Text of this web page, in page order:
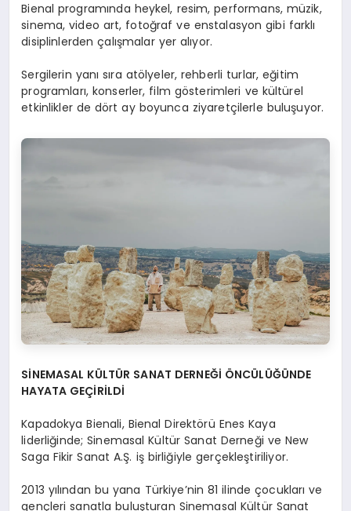
Bienal programında heykel, resim, performans, müzik,
sinema, video art, fotoğraf ve enstalasyon gibi farklı
disiplinlerden çalışmalar yer alıyor.
Sergilerin yanı sıra atölyeler, rehberli turlar, eğitim
programları, konserler, film gösterimleri ve kültürel
etkinlikler de dört ay boyunca ziyaretçilerle buluşuyor.
SİNEMASAL KÜLTÜR SANAT DERNEĞİ ÖNCÜLÜĞÜNDE
HAYATA GEÇİRİLDİ
Kapadokya Bienali, Bienal Direktörü Enes Kaya
liderliğinde; Sinemasal Kültür Sanat Derneği ve New
Saga Fikir Sanat A.Ş. iş birliğiyle gerçekleştiriliyor.
2013 yılından bu yana Türkiye’nin 81 ilinde çocukları ve
gençleri sanatla buluşturan Sinemasal Kültür Sanat